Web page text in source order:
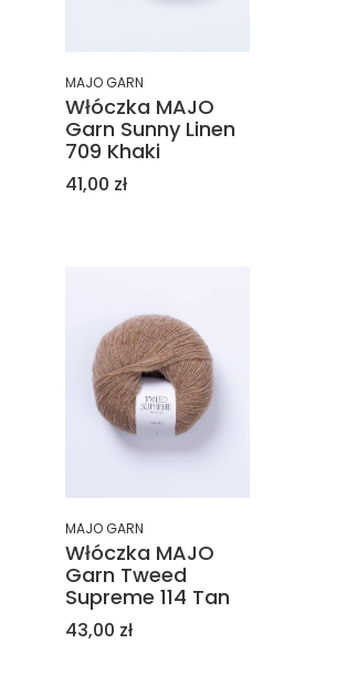
MAJO GARN
Włóczka MAJO
Garn Sunny Linen
709 Khaki
Cena
41,00 zł
MAJO GARN
Włóczka MAJO
Garn Tweed
Supreme 114 Tan
Cena
43,00 zł